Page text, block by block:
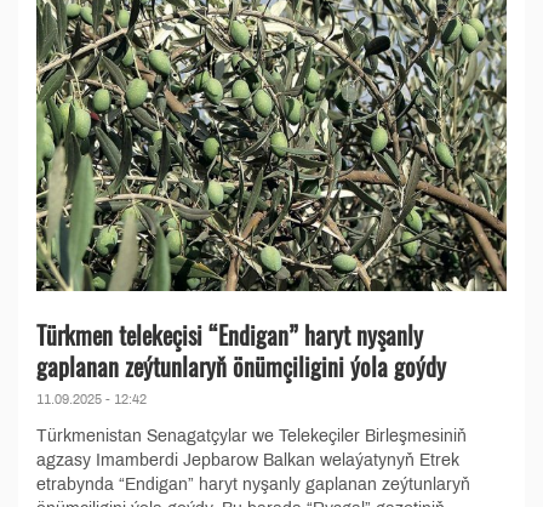
Türkmen telekeçisi “Endigan” haryt nyşanly
gaplanan zeýtunlaryň önümçiligini ýola goýdy
11.09.2025 - 12:42
Türkmenistan Senagatçylar we Telekeçiler Birleşmesiniň
agzasy Imamberdi Jepbarow Balkan welaýatynyň Etrek
etrabynda “Endigan” haryt nyşanly gaplanan zeýtunlaryň